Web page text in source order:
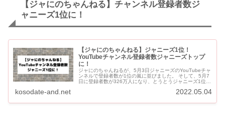
【ジャにのちゃんねる】チャンネル登録者数ジ
ャニーズ1位に！
【ジャにのちゃんねる】ジャニーズ1位！
YouTubeチャンネル登録者数ジャニーズトップ
に！
ジャにのちゃんねるが、5月3日ジャニーズのYouTubeチャ
ンネルで登録者数が1位の嵐に並びました。 そして、5月7
日に登録者数が326万人になり、とうとうジャニーズ1位に
kosodate-and.net 2022.05.04